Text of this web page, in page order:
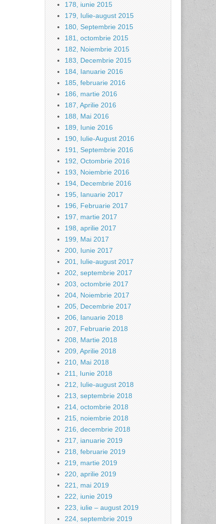
178, iunie 2015
179, Iulie-august 2015
180, Septembrie 2015
181, octombrie 2015
182, Noiembrie 2015
183, Decembrie 2015
184, Ianuarie 2016
185, februarie 2016
186, martie 2016
187, Aprilie 2016
188, Mai 2016
189, Iunie 2016
190, Iulie-August 2016
191, Septembrie 2016
192, Octombrie 2016
193, Noiembrie 2016
194, Decembrie 2016
195, Ianuarie 2017
196, Februarie 2017
197, martie 2017
198, aprilie 2017
199, Mai 2017
200, Iunie 2017
201, Iulie-august 2017
202, septembrie 2017
203, octombrie 2017
204, Noiembrie 2017
205, Decembrie 2017
206, Ianuarie 2018
207, Februarie 2018
208, Martie 2018
209, Aprilie 2018
210, Mai 2018
211, Iunie 2018
212, Iulie-august 2018
213, septembrie 2018
214, octombrie 2018
215, noiembrie 2018
216, decembrie 2018
217, ianuarie 2019
218, februarie 2019
219, martie 2019
220, aprilie 2019
221, mai 2019
222, iunie 2019
223, iulie – august 2019
224, septembrie 2019